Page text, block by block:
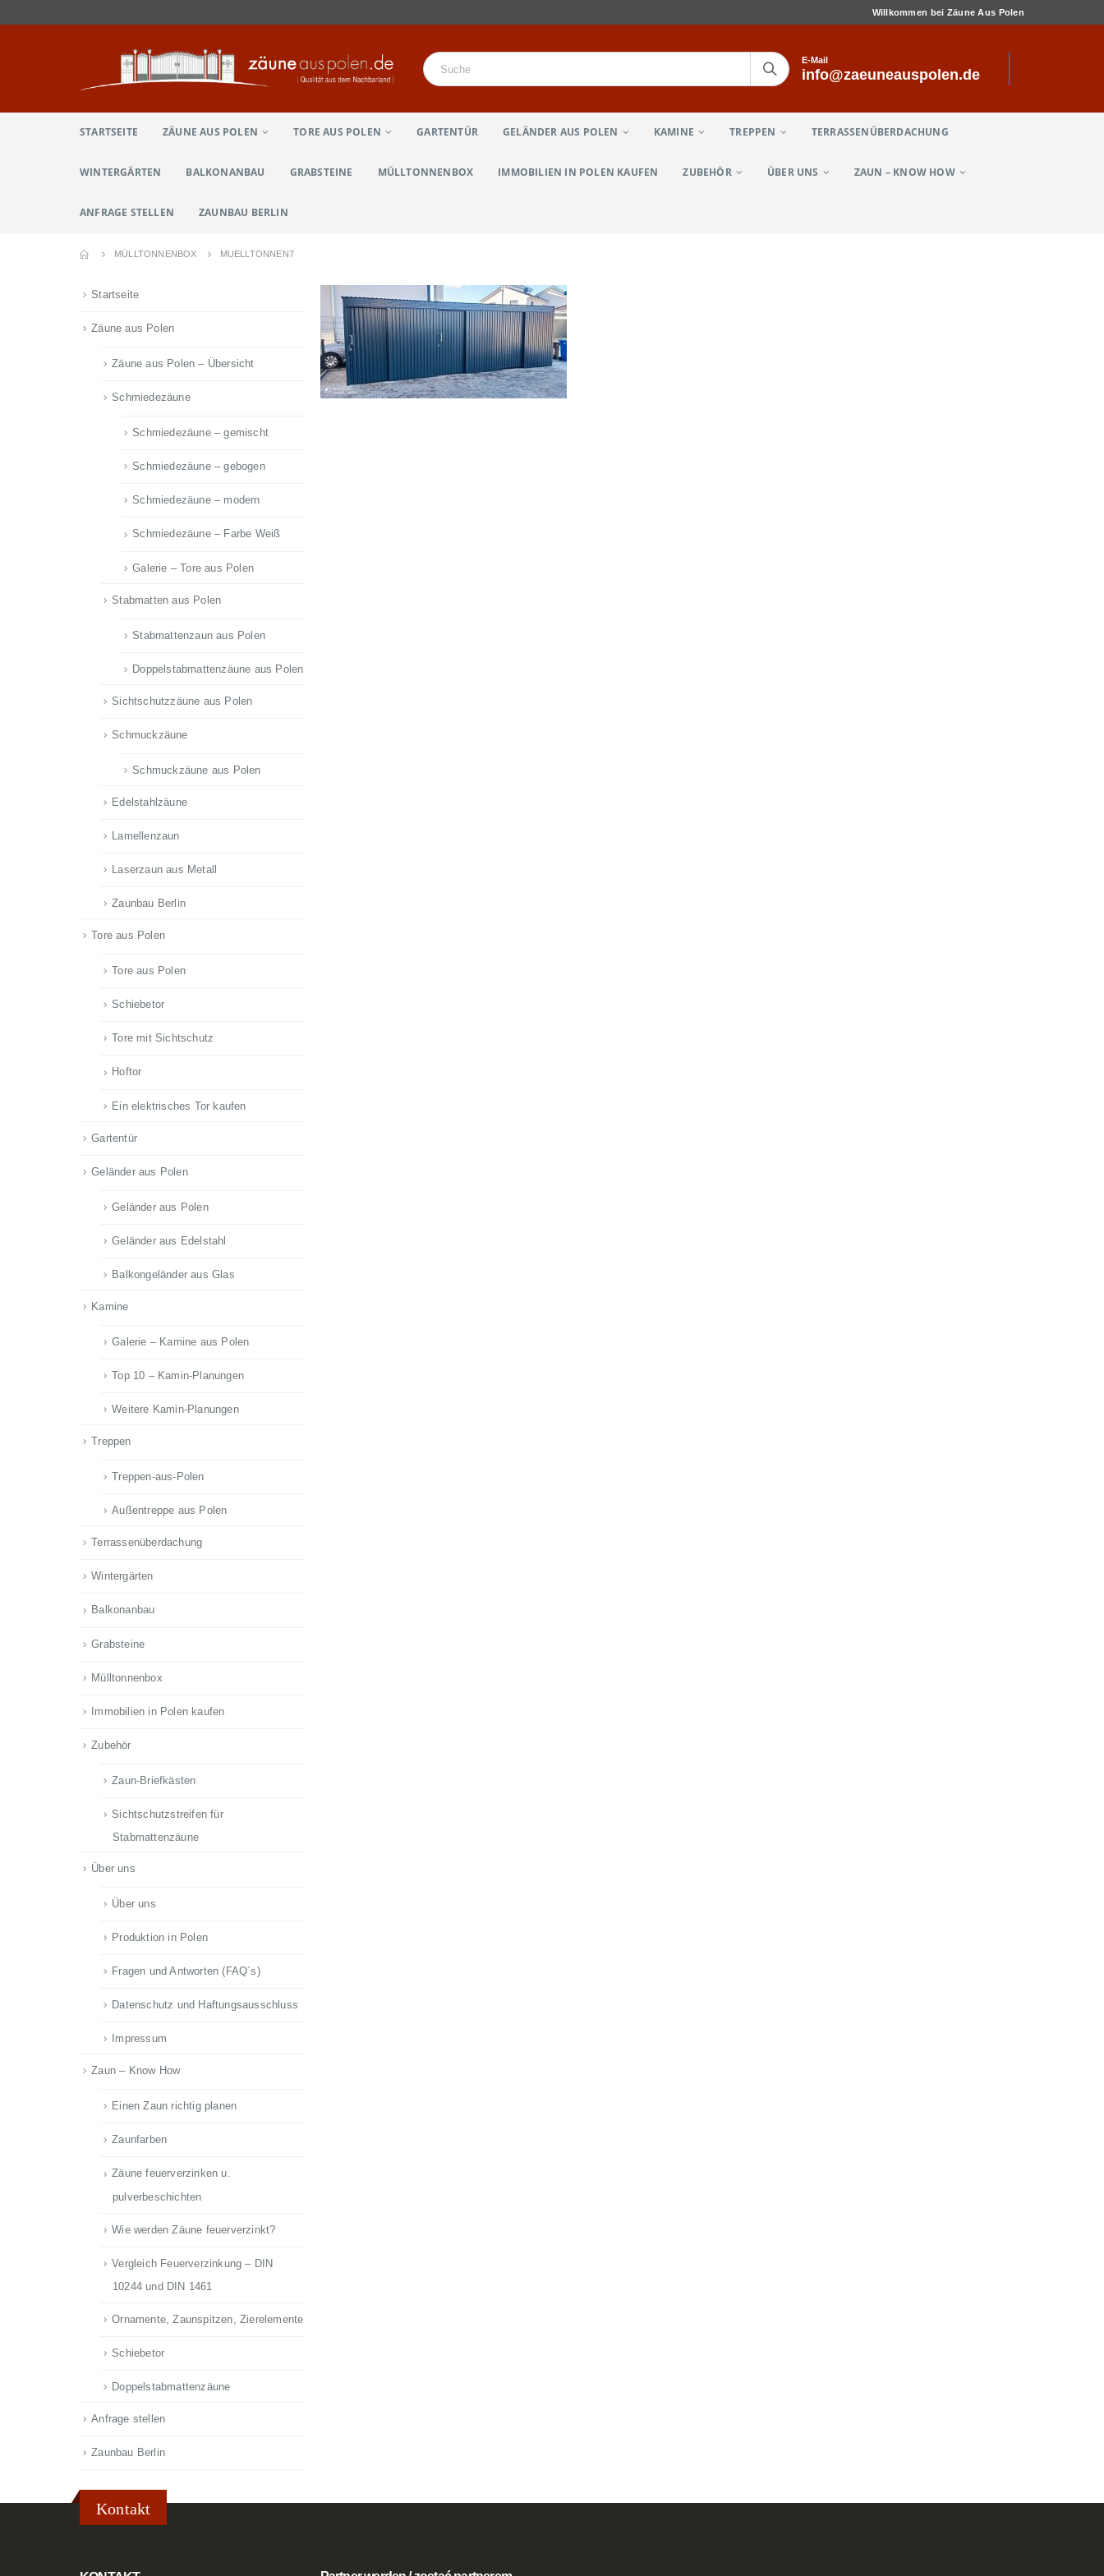
Willkommen bei Zäune Aus Polen
E-Mail
info@zaeuneauspolen.de
STARTSEITE ZÄUNE AUS POLEN TORE AUS POLEN GARTENTÜR GELÄNDER AUS POLEN KAMINE TREPPEN TERRASSENÜBERDACHUNG
WINTERGÄRTEN BALKONANBAU GRABSTEINE MÜLLTONNENBOX IMMOBILIEN IN POLEN KAUFEN ZUBEHÖR ÜBER UNS ZAUN – KNOW HOW
ANFRAGE STELLEN ZAUNBAU BERLIN
MÜLLTONNENBOX MUELLTONNEN7
Startseite
Zäune aus Polen
Zäune aus Polen – Übersicht
Schmiedezäune
Schmiedezäune – gemischt
Schmiedezäune – gebogen
Schmiedezäune – modern
Schmiedezäune – Farbe Weiß
Galerie – Tore aus Polen
Stabmatten aus Polen
Stabmattenzaun aus Polen
Doppelstabmattenzäune aus Polen
Sichtschutzzäune aus Polen
Schmuckzäune
Schmuckzäune aus Polen
Edelstahlzäune
Lamellenzaun
Laserzaun aus Metall
Zaunbau Berlin
Tore aus Polen
Tore aus Polen
Schiebetor
Tore mit Sichtschutz
Hoftor
Ein elektrisches Tor kaufen
Gartentür
Geländer aus Polen
Geländer aus Polen
Geländer aus Edelstahl
Balkongeländer aus Glas
Kamine
Galerie – Kamine aus Polen
Top 10 – Kamin-Planungen
Weitere Kamin-Planungen
Treppen
Treppen-aus-Polen
Außentreppe aus Polen
Terrassenüberdachung
Wintergärten
Balkonanbau
Grabsteine
Mülltonnenbox
Immobilien in Polen kaufen
Zubehör
Zaun-Briefkästen
Sichtschutzstreifen für
Stabmattenzäune
Über uns
Über uns
Produktion in Polen
Fragen und Antworten (FAQ´s)
Datenschutz und Haftungsausschluss
Impressum
Zaun – Know How
Einen Zaun richtig planen
Zaunfarben
Zäune feuerverzinken u.
pulverbeschichten
Wie werden Zäune feuerverzinkt?
Vergleich Feuerverzinkung – DIN
10244 und DIN 1461
Ornamente, Zaunspitzen, Zierelemente
Schiebetor
Doppelstabmattenzäune
Anfrage stellen
Zaunbau Berlin
Kontakt